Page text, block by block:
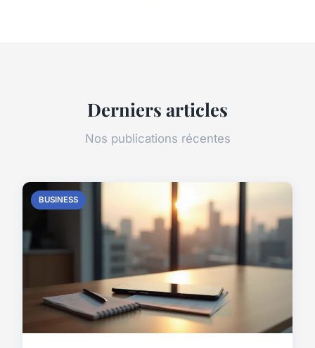
Derniers articles
Nos publications récentes
BUSINESS